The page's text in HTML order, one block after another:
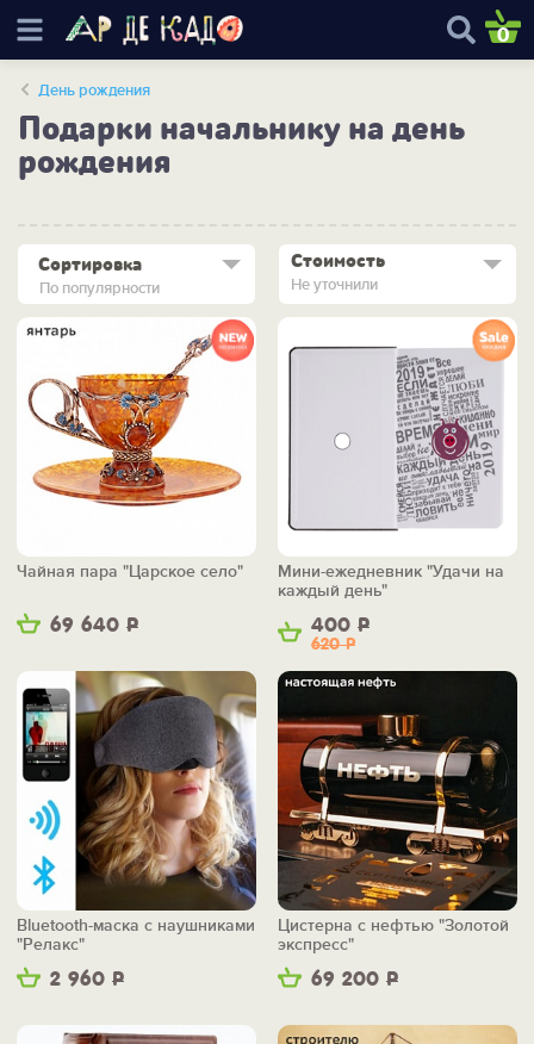
0
День рождения
Подарки начальнику на день
рождения
По популярности
Сортировка Стоимость
Не уточнили
69 640 Р
Чайная пара "Царское село"
400 Р
620Р
Мини-ежедневник "Удачи на
каждый день"
2 960 Р
Bluetooth-маска с наушниками
"Релакс"
69 200 Р
Цистерна с нефтью "Золотой
экспресс"